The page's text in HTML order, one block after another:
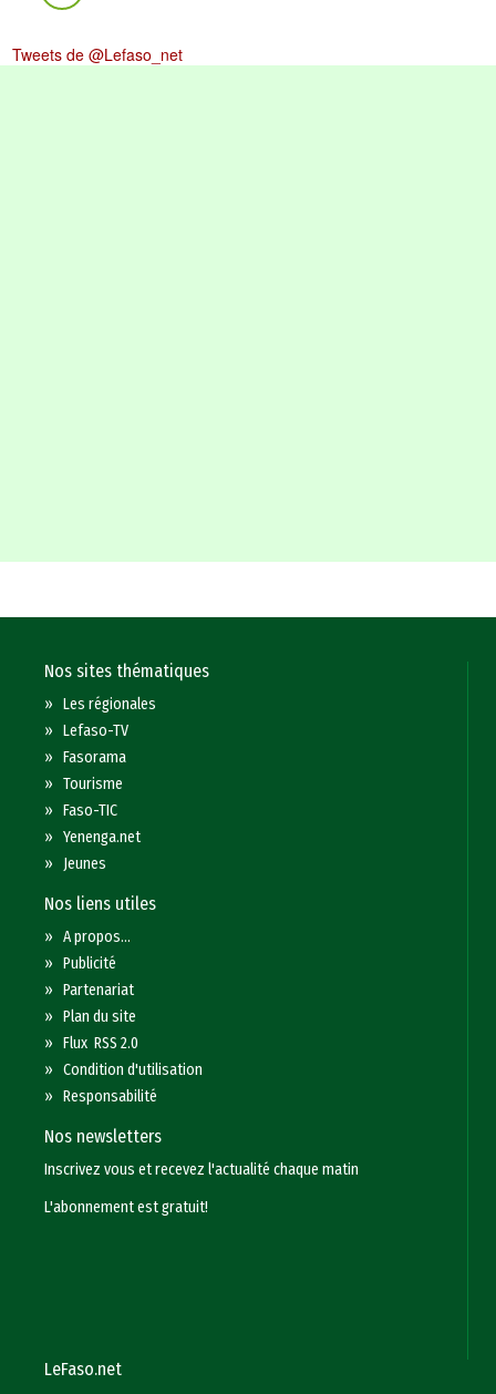
Tweets de @Lefaso_net
Nos sites thématiques
»Les régionales
»Lefaso-TV
»Fasorama
»Tourisme
»Faso-TIC
»Yenenga.net
» Jeunes
Nos liens utiles
»A propos...
»Publicité
»Partenariat
»Plan du site
»Flux RSS 2.0
»Condition d'utilisation
»Responsabilité
Nos newsletters
Inscrivez vous et recevez l'actualité chaque matin
L'abonnement est gratuit!
LeFaso.net